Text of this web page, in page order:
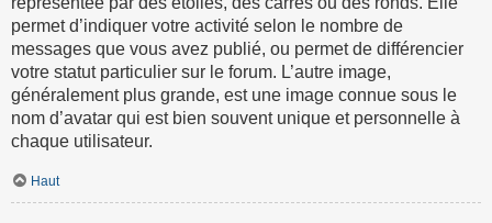
permet d’indiquer votre activité selon le nombre de
messages que vous avez publié, ou permet de différencier
votre statut particulier sur le forum. L’autre image,
généralement plus grande, est une image connue sous le
nom d’avatar qui est bien souvent unique et personnelle à
chaque utilisateur.
Haut